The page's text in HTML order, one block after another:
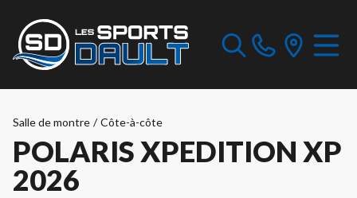
Salle de montre / Côte-à-côte
POLARIS XPEDITION XP
2026